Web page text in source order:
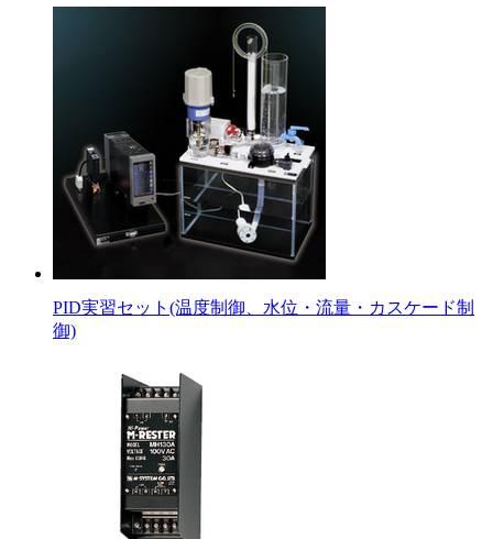
PID実習セット(温度制御、水位・流量・カスケード制
御)